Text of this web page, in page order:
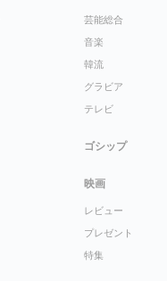
芸能総合
音楽
韓流
グラビア
テレビ
ゴシップ
映画
レビュー
プレゼント
特集